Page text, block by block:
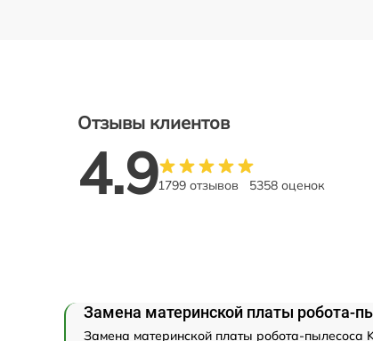
Отзывы клиентов
4.91799 отзывов 5358 оценок
Замена материнской платы робота-
Замена материнской платы робота-пылесоса